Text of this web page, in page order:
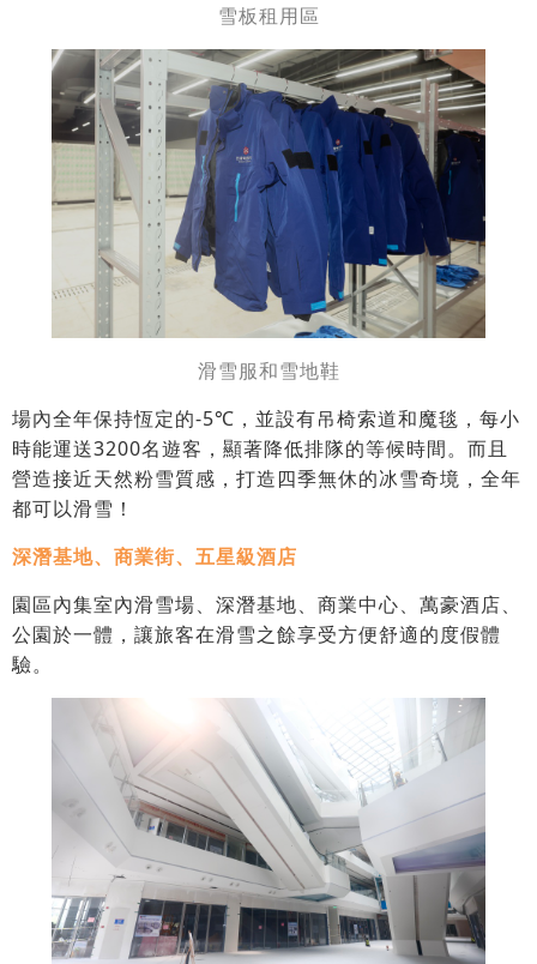
雪板租用區
滑雪服和雪地鞋
場內全年保持恆定的-5℃，並設有吊椅索道和魔毯，每小
時能運送3200名遊客，顯著降低排隊的等候時間。而且
營造接近天然粉雪質感，打造四季無休的冰雪奇境，全年
都可以滑雪！
深潛基地、商業街、五星級酒店
園區內集室內滑雪場、深潛基地、商業中心、萬豪酒店、
公園於一體，讓旅客在滑雪之餘享受方便舒適的度假體
驗。